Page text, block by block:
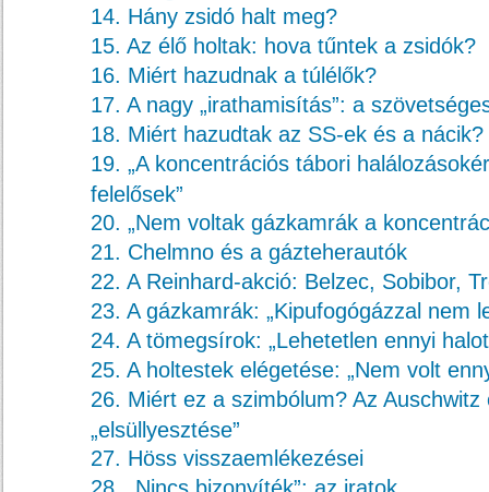
14. Hány zsidó halt meg?
15. Az élő holtak: hova tűntek a zsidók?
16. Miért hazudnak a túlélők?
17. A nagy „irathamisítás”: a
18. Miért hazudtak az SS-ek és a nácik?
19. „A koncentrációs tábori
felelősek”
20. „Nem voltak gázkamrák a
21. Chelmno és a gázteherautók
22. A Reinhard-akció: Belzec, Sobibor,
23. A gázkamrák: „Kipufogógázzal nem
24. A tömegsírok: „Lehetetlen ennyi
25. A holtestek elégetése: „Nem volt
26. Miért ez a szimbólum? Az Auschwitz
„elsüllyesztése”
27. Höss visszaemlékezései